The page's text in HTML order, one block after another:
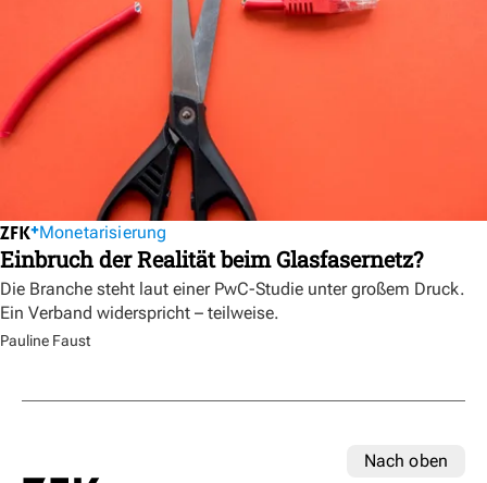
Monetarisierung
Einbruch der Realität beim Glasfasernetz?
Die Branche steht laut einer PwC-Studie unter großem Druck.
Ein Verband widerspricht – teilweise.
Pauline Faust
Nach oben